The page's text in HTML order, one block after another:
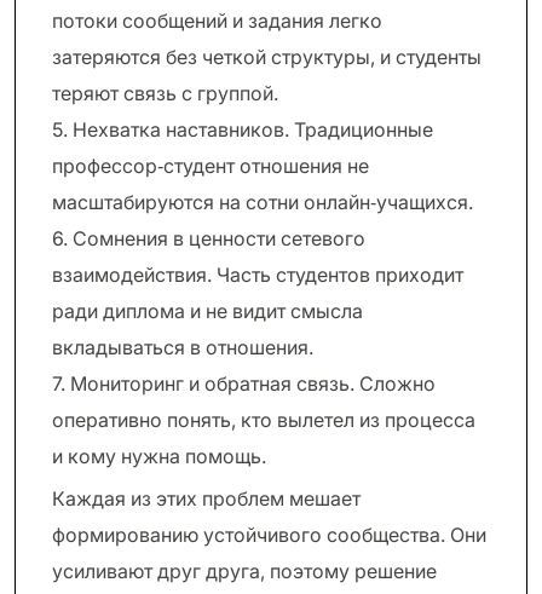
потоки сообщений и задания легко
затеряются без четкой структуры, и студенты
теряют связь с группой.
5. Нехватка наставников. Традиционные
профессор‑студент отношения не
масштабируются на сотни онлайн‑учащихся.
6. Сомнения в ценности сетевого
взаимодействия. Часть студентов приходит
ради диплома и не видит смысла
вкладываться в отношения.
7. Мониторинг и обратная связь. Сложно
оперативно понять, кто вылетел из процесса
и кому нужна помощь.
Каждая из этих проблем мешает
формированию устойчивого сообщества. Они
усиливают друг друга, поэтому решение